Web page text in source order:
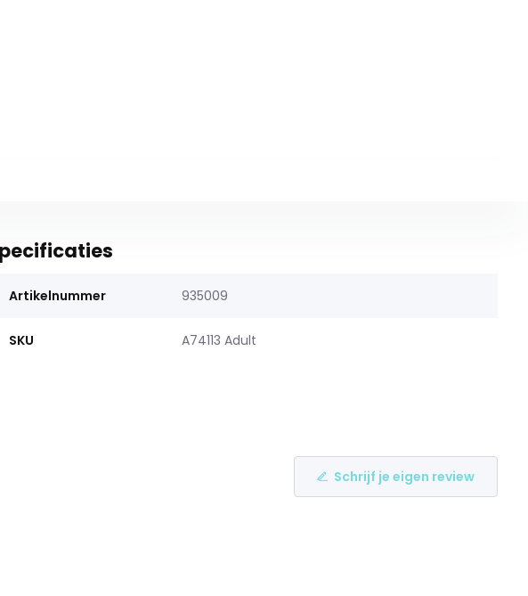
Artikelnummer 935009
SKU A74113 Adult
Schrijf je eigen review